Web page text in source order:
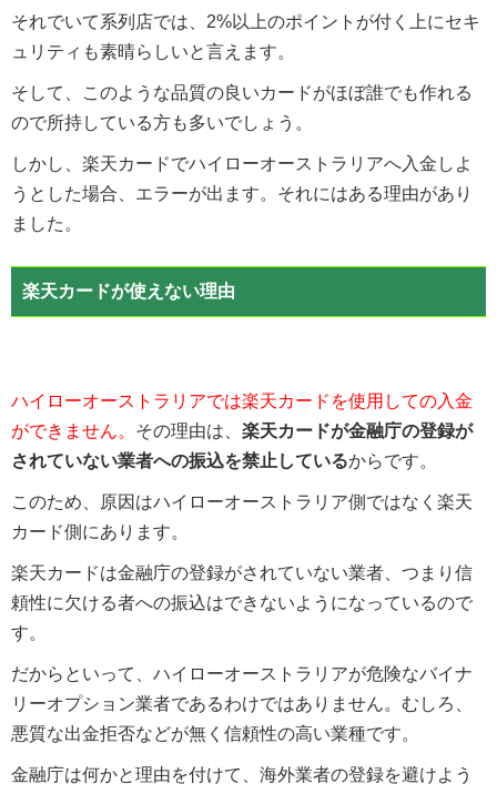
それでいて系列店では、2%以上のポイントが付く上にセキ
ュリティも素晴らしいと言えます。
そして、このような品質の良いカードがほぼ誰でも作れる
ので所持している方も多いでしょう。
しかし、楽天カードでハイローオーストラリアへ入金しよ
うとした場合、エラーが出ます。それにはある理由があり
ました。
楽天カードが使えない理由
ハイローオーストラリアでは楽天カードを使用しての入金
ができません。 その理由は、 楽天カードが金融庁の登録が
されていない業者への振込を禁止しているからです。
このため、原因はハイローオーストラリア側ではなく楽天
カード側にあります。
楽天カードは金融庁の登録がされていない業者、つまり信
頼性に欠ける者への振込はできないようになっているので
す。
だからといって、ハイローオーストラリアが危険なバイナ
リーオプション業者であるわけではありません。むしろ、
悪質な出金拒否などが無く信頼性の高い業種です。
金融庁は何かと理由を付けて、海外業者の登録を避けよう